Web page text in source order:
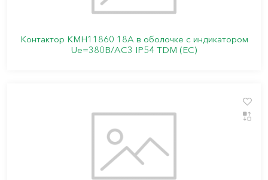
Контактор КМН11860 18А в оболочке с индикатором
Ue=380В/АС3 IP54 TDM (ЕС)